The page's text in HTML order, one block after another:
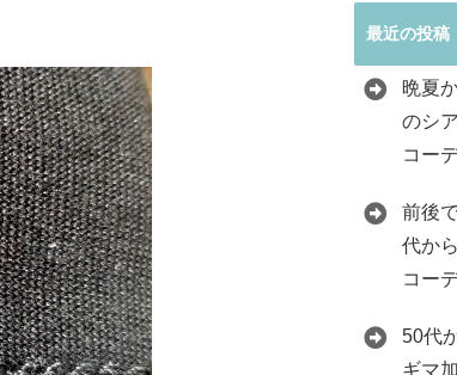
最近の投稿
晩夏
のシ
コー
前後
代か
コー
50代
ギマ